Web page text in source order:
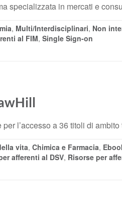
specializzata in mercati e
, Multi/Interdisciplinari, Non
al FIM, Single Sign-on
l’accesso a 36 titoli di
vita, Chimica e Farmacia,
afferenti al DSV, Risorse per